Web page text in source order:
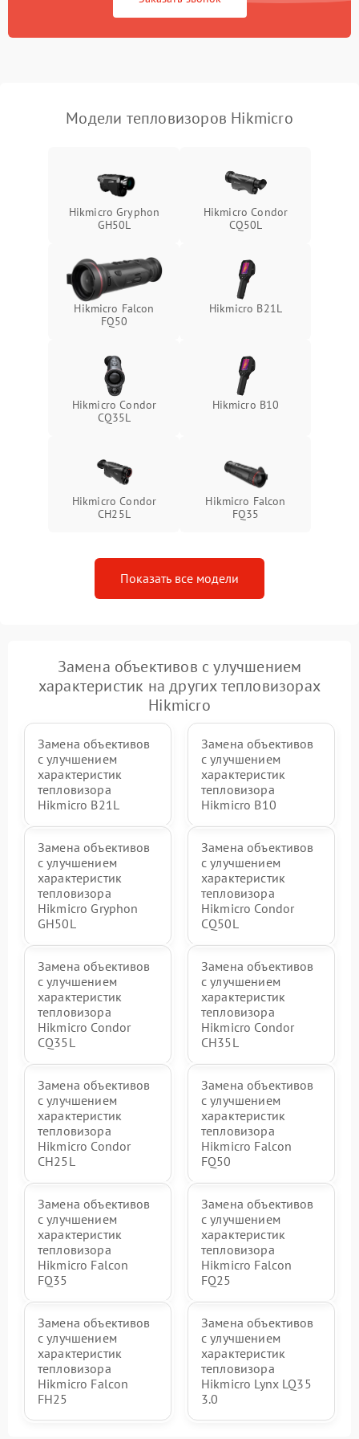
Модели тепловизоров Hikmicro
Hikmicro Gryphon
GH50L
Hikmicro Condor
CQ50L
Hikmicro Falcon
FQ50
Hikmicro B21L
Hikmicro Condor
CQ35L
Hikmicro B10
Hikmicro Condor
CH25L
Hikmicro Falcon
FQ35
Показать все модели
Замена объективов с улучшением
характеристик на других тепловизорах
Hikmicro
Замена объективов
с улучшением
характеристик
тепловизора
Hikmicro B21L
Замена объективов
с улучшением
характеристик
тепловизора
Hikmicro B10
Замена объективов
с улучшением
характеристик
тепловизора
Hikmicro Gryphon
GH50L
Замена объективов
с улучшением
характеристик
тепловизора
Hikmicro Condor
CQ50L
Замена объективов
с улучшением
характеристик
тепловизора
Hikmicro Condor
CQ35L
Замена объективов
с улучшением
характеристик
тепловизора
Hikmicro Condor
CH35L
Замена объективов
с улучшением
характеристик
тепловизора
Hikmicro Condor
CH25L
Замена объективов
с улучшением
характеристик
тепловизора
Hikmicro Falcon
FQ50
Замена объективов
с улучшением
характеристик
тепловизора
Hikmicro Falcon
FQ35
Замена объективов
с улучшением
характеристик
тепловизора
Hikmicro Falcon
FQ25
Замена объективов
с улучшением
характеристик
тепловизора
Hikmicro Falcon
FH25
Замена объективов
с улучшением
характеристик
тепловизора
Hikmicro Lynx LQ35
3.0